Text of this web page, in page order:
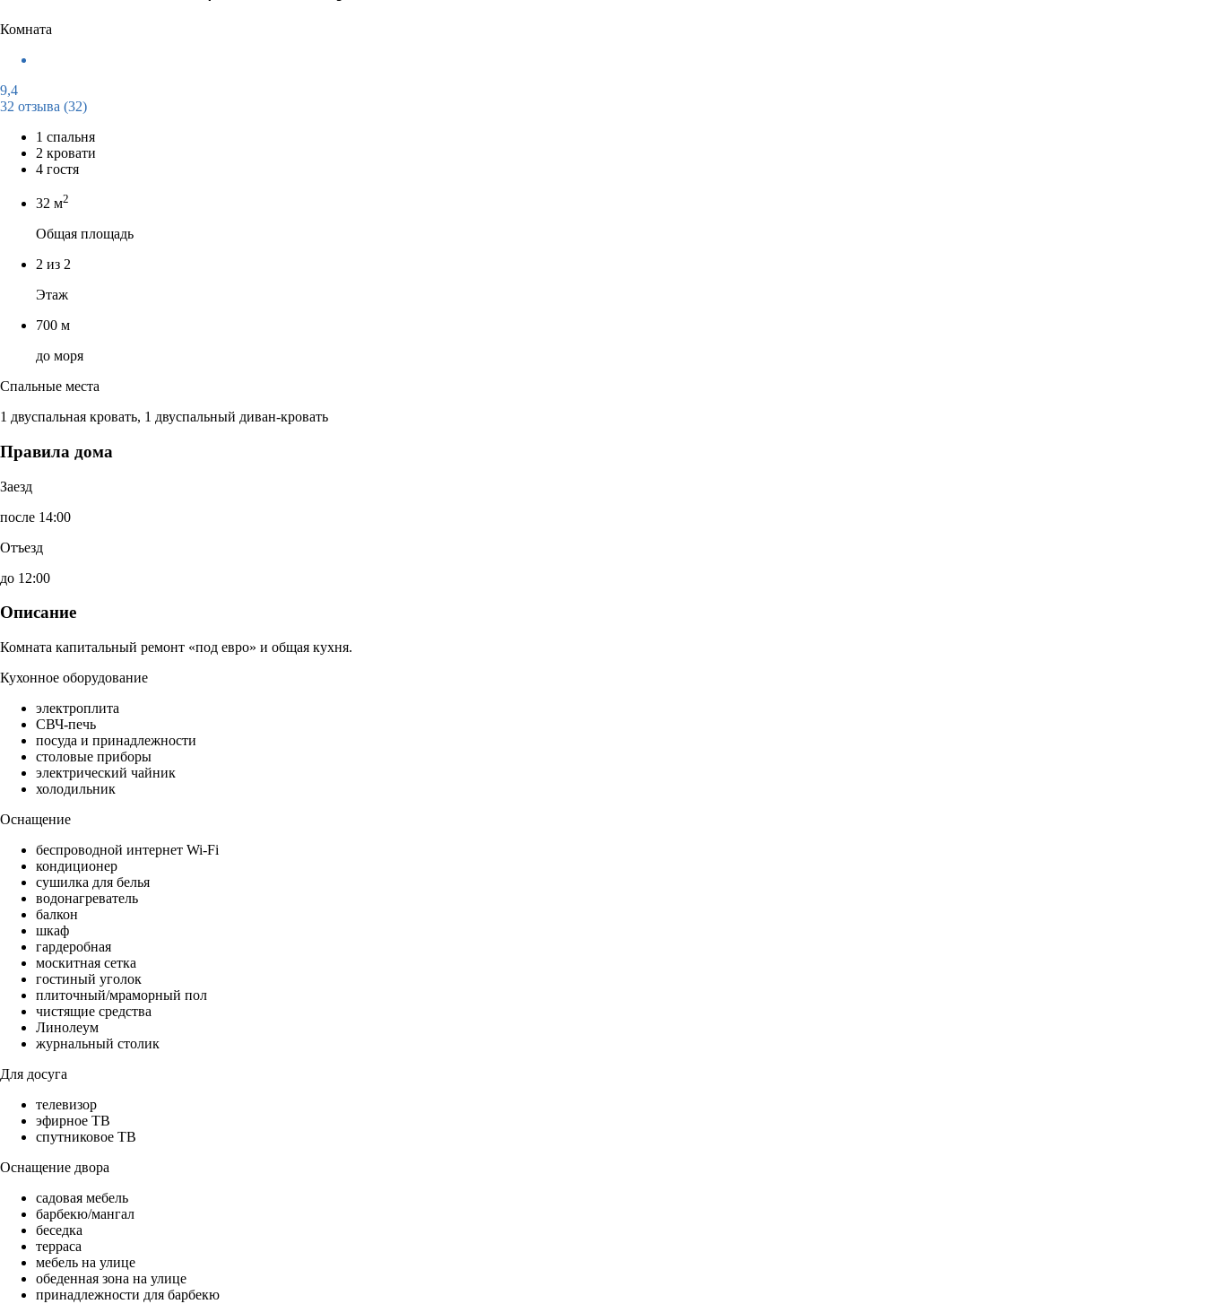
Комната
9,4
32 отзыва (32)
1 спальня
2 кровати
4 гостя
32 м2
Общая площадь
2 из 2
Этаж
700 м
до моря
Спальные места
1 двуспальная кровать, 1 двуспальный диван-кровать
Правила дома
Заезд
после 14:00
Отъезд
до 12:00
Описание
Комната капитальный ремонт «под евро» и общая кухня.
Кухонное оборудование
электроплита
СВЧ-печь
посуда и принадлежности
столовые приборы
электрический чайник
холодильник
Оснащение
беспроводной интернет Wi-Fi
кондиционер
сушилка для белья
водонагреватель
балкон
шкаф
гардеробная
москитная сетка
гостиный уголок
плиточный/мраморный пол
чистящие средства
Линолеум
журнальный столик
Для досуга
телевизор
эфирное ТВ
спутниковое ТВ
Оснащение двора
садовая мебель
барбекю/мангал
беседка
терраса
мебель на улице
обеденная зона на улице
принадлежности для барбекю